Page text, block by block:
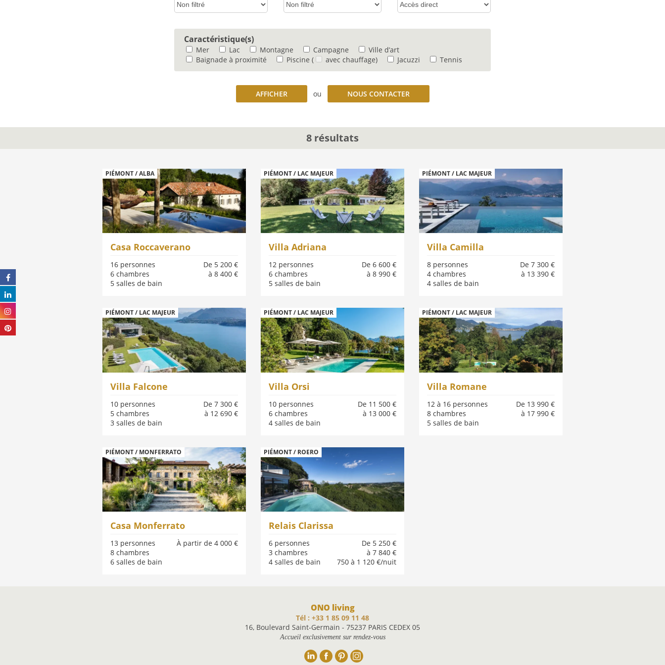
Caractéristique(s)
Mer Lac Montagne Campagne
Ville d’art
Baignade à proximité
Piscine ( avec chauffage) Jacuzzi Tennis
AFFICHER ou NOUS CONTACTER
8 résultats
PIÉMONT / ALBA
Casa Roccaverano
De 5 200 €
à 8 400 €
16 personnes
6 chambres
5 salles de bain
PIÉMONT / LAC MAJEUR
Villa Adriana
De 6 600 €
à 8 990 €
12 personnes
6 chambres
5 salles de bain
PIÉMONT / LAC MAJEUR
Villa Camilla
De 7 300 €
à 13 390 €
8 personnes
4 chambres
4 salles de bain
PIÉMONT / LAC MAJEUR
Villa Falcone
De 7 300 €
à 12 690 €
10 personnes
5 chambres
3 salles de bain
PIÉMONT / LAC MAJEUR
Villa Orsi
De 11 500 €
à 13 000 €
10 personnes
6 chambres
4 salles de bain
PIÉMONT / LAC MAJEUR
Villa Romane
De 13 990 €
à 17 990 €
12 à 16 personnes
8 chambres
5 salles de bain
PIÉMONT / MONFERRATO
Casa Monferrato
À partir de 4 000 €
13 personnes
8 chambres
6 salles de bain
PIÉMONT / ROERO
Relais Clarissa
De 5 250 €
à 7 840 €
750 à 1 120 €/nuit
6 personnes
3 chambres
4 salles de bain
ONO living
Tél : +33 1 85 09 11 48
16, Boulevard Saint-Germain - 75237 PARIS CEDEX 05
Accueil exclusivement sur rendez-vous
Linkedin